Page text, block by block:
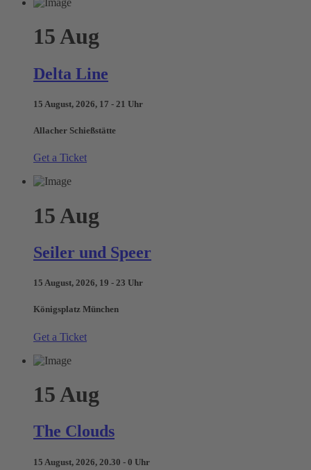
15Aug
Delta Line
15 August, 2026, 17 - 21 Uhr
Allacher Schießstätte
Get a Ticket
15 Aug
Seiler und Speer
15 August, 2026, 19 - 23 Uhr
Königsplatz München
Get a Ticket
15 Aug
The Clouds
15 August, 2026, 20.30 - 0 Uhr